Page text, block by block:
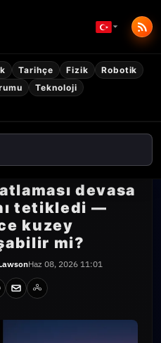
Tarihçe Fizik
Robotik
Teknoloji
devasa
tetikledi —
kuzey
mi?
Haz 08, 2026 11:01